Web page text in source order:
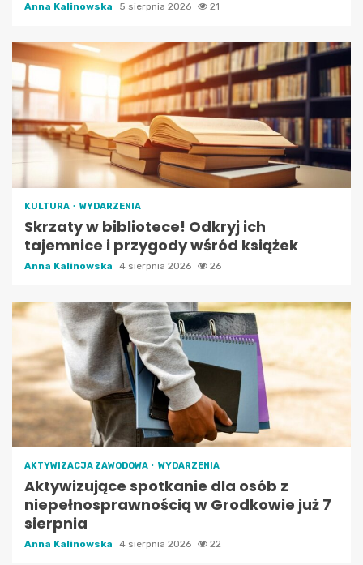
Anna Kalinowska 5 sierpnia 2026 21
KULTURA WYDARZENIA
Skrzaty w bibliotece! Odkryj ich
tajemnice i przygody wśród książek
Anna Kalinowska 4 sierpnia 2026 26
AKTYWIZACJA ZAWODOWA WYDARZENIA
Aktywizujące spotkanie dla osób z
niepełnosprawnością w Grodkowie już 7
sierpnia
Anna Kalinowska 4 sierpnia 2026 22